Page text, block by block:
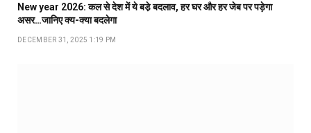
New year 2026: कल से देश में ये बडे़ बदलाव, हर घर और हर जेब पर पड़ेगा
असर…जानिए क्य-क्या बदलेगा
DECEMBER 31, 2025 1:19 PM